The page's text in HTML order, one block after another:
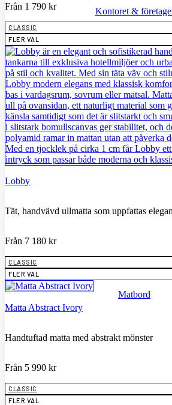
Kontoret &
Matbord
Från 1 790 kr
CLASSIC
FLER VAL
Lobby
Tät, handvävd ullmatta som uppfattas
Från 7 180 kr
CLASSIC
FLER VAL
Matta Abstract Ivory
Handtuftad matta med abstrakt mönster
Från 5 990 kr
CLASSIC
FLER VAL